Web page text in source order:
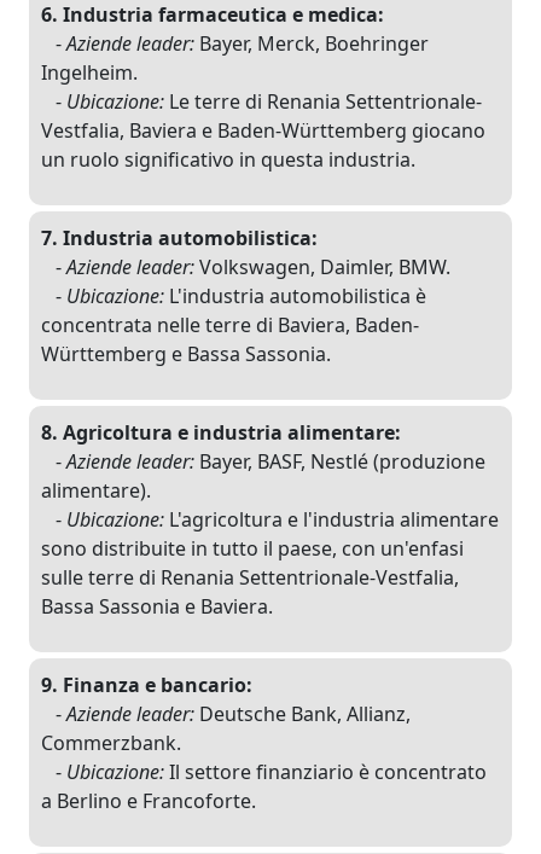
6. Industria farmaceutica e medica:
-Aziende leader: Bayer, Merck, Boehringer
Ingelheim.
- Ubicazione: Le terre di Renania Settentrionale-
Vestfalia, Baviera e Baden-Württemberg giocano
un ruolo significativo in questa industria.
7. Industria automobilistica:
-Aziende leader:Volkswagen, Daimler, BMW.
- Ubicazione: L'industria automobilistica è
concentrata nelle terre di Baviera, Baden-
Württemberg e Bassa Sassonia.
8. Agricoltura e industria alimentare:
-Aziende leader: Bayer, BASF, Nestlé (produzione
alimentare).
- Ubicazione: L'agricoltura e l'industria alimentare
sono distribuite in tutto il paese, con un'enfasi
sulle terre di Renania Settentrionale-Vestfalia,
Bassa Sassonia e Baviera.
9. Finanza e bancario:
-Aziende leader: Deutsche Bank, Allianz,
Commerzbank.
- Ubicazione:Il settore finanziario è concentrato
a Berlino e Francoforte.